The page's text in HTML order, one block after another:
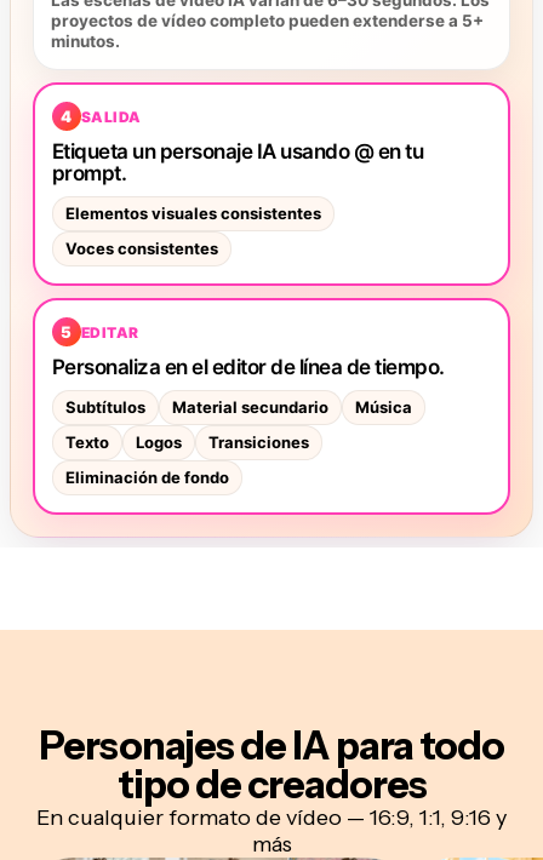
Personajes de IA para todo
tipo de creadores
En cualquier formato de vídeo — 16:9, 1:1, 9:16 y
más